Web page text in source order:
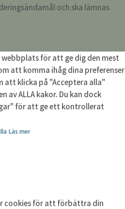
och ska lämnas
webbplats för att ge dig den mest
att komma ihåg dina preferenser
att klicka på "Acceptera alla"
av ALLA kakor. Du kan dock
för att ge ett kontrollerat
Läs mer
cookies för att förbättra din